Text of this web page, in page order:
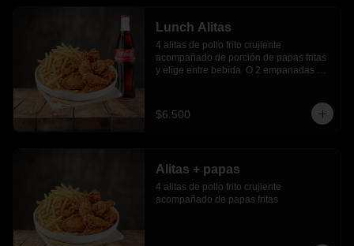
Lunch Alitas
4 alitas de pollo frito crujiente
acompañado de porción de papas fritas
y elige entre bebida  O 2 empanadas
$6.500
Alitas + papas
4 alitas de pollo frito crujiente
acompañado de papas fritas